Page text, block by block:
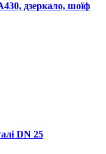
дзеркало, шоїф
DN 25